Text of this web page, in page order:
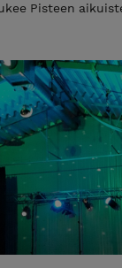
Pisteen